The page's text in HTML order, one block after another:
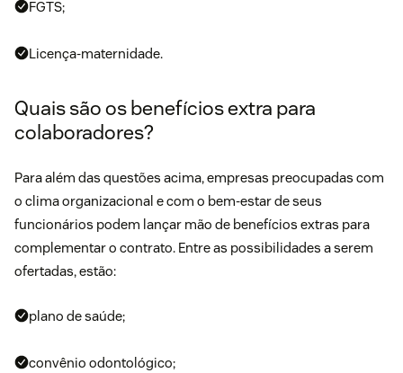
FGTS;
Licença-maternidade.
Quais são os benefícios extra para
colaboradores?
Para além das questões acima, empresas preocupadas com
o clima organizacional e com o bem-estar de seus
funcionários podem lançar mão de benefícios extras para
complementar o contrato. Entre as possibilidades a serem
ofertadas, estão:
plano de saúde;
convênio odontológico;